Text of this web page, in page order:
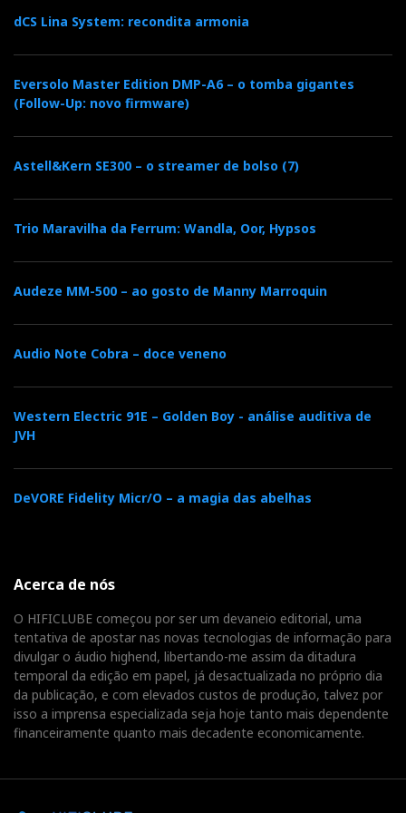
b
o
k
t
e
l
e
d
t
e
e
t
dCS Lina System: recondita armonia
Eversolo Master Edition DMP-A6 – o tomba gigantes
(Follow-Up: novo firmware)
Astell&Kern SE300 – o streamer de bolso (7)
Trio Maravilha da Ferrum: Wandla, Oor, Hypsos
Audeze MM-500 – ao gosto de Manny Marroquin
Audio Note Cobra – doce veneno
Western Electric 91E – Golden Boy - análise auditiva de
JVH
DeVORE Fidelity Micr/O – a magia das abelhas
Acerca de nós
O HIFICLUBE começou por ser um devaneio editorial, uma
tentativa de apostar nas novas tecnologias de informação para
divulgar o áudio highend, libertando-me assim da ditadura
temporal da edição em papel, já desactualizada no próprio dia
da publicação, e com elevados custos de produção, talvez por
isso a imprensa especializada seja hoje tanto mais dependente
financeiramente quanto mais decadente economicamente.